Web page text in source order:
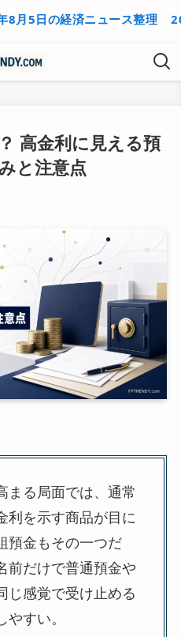
経済ニュース整理 2026年8
高金利に見える預
と注意点
まる局面では、通常
利を示す商品が目に
預金もその一つだ
前だけで普通預金や
じ感覚で受け止める
すい。